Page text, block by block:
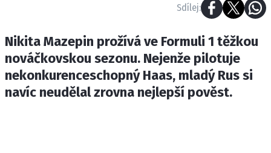
Provozovatelem serveru F1NEWS.cz je
Sdílej:
Nikita Mazepin prožívá ve Formuli 1 těžkou
nováčkovskou sezonu. Nejenže pilotuje
nekonkurenceschopný Haas, mladý Rus si
navíc neudělal zrovna nejlepší pověst.